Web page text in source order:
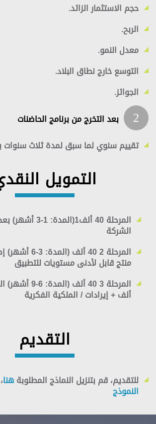
حجم الاستثمار الزائد.
الربح.
معدل النمو.
التوسع خارج نطاق البلاد.
الجوائز.
2
بعد التخرج من برنامج الحاضنات
تقييم سنوي لما سبق لمدة ثلاث سنوات
التمويل
المرحلة 40 ألف1(المدة: 1-3 أشهر)
الشركة
المرحلة 2 40 ألف (المدة: 3-6 أشهر)
منتج قابل لأدنى مستويات للتطبيق
المرحلة 3 40 ألف (المدة: 6-9 أشهر)
ألف + إيرادات / الملكية الفكرية
التقديم
للتقديم، قم بتنزيل النماذج المطلوبةهنا
النموذج